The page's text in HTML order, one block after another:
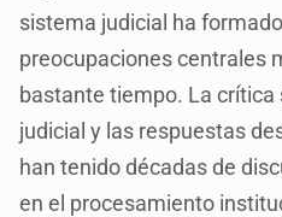
sistema judicial ha
preocupaciones centrales
bastante tiempo. La crítica
judicial y las respuestas
han tenido décadas de
en el procesamiento